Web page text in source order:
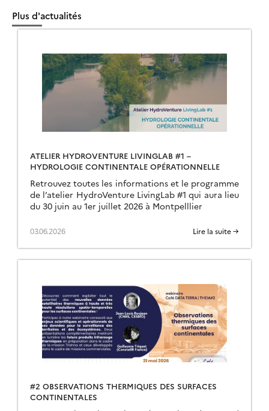
Plus d'actualités
ATELIER HYDROVENTURE LIVINGLAB #1 –
HYDROLOGIE CONTINENTALE OPÉRATIONNELLE
Retrouvez toutes les informations et le programme
de l’atelier HydroVenture LivingLab #1 qui aura lieu
du 30 juin au 1er juillet 2026 à Montpelllier
03.06.2026 Lire la suite →
#2 OBSERVATIONS THERMIQUES DES SURFACES
CONTINENTALES